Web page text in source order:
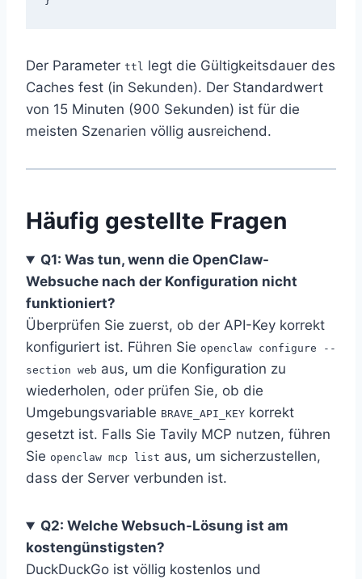
Der Parameter ttl legt die Gültigkeitsdauer des
Caches fest (in Sekunden). Der Standardwert
von 15 Minuten (900 Sekunden) ist für die
meisten Szenarien völlig ausreichend.
Häufig gestellte Fragen
Q1: Was tun, wenn die OpenClaw-
Websuche nach der Konfiguration nicht
funktioniert?
Überprüfen Sie zuerst, ob der API-Key korrekt
konfiguriert ist. Führen Sie openclaw configure --
section web aus, um die Konfiguration zu
wiederholen, oder prüfen Sie, ob die
Umgebungsvariable BRAVE_API_KEY korrekt
gesetzt ist. Falls Sie Tavily MCP nutzen, führen
Sie openclaw mcp list aus, um sicherzustellen,
dass der Server verbunden ist.
Q2: Welche Websuch-Lösung ist am
kostengünstigsten?
DuckDuckGo ist völlig kostenlos und